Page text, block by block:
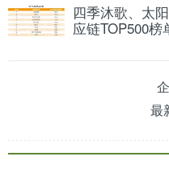
四季沐歌、太
应链TOP500榜
最